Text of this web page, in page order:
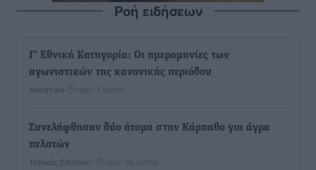
Ροή ειδήσεων
Γ’ Εθνική Κατηγορία: Οι ημερομηνίες των
αγωνιστικών της κανονικής περιόδου
Αθλητικά πριν 3 λεπτά
Συνελήφθησαν δύο άτομα στην Κάρπαθο για άγρα
πελατών
Τοπικές Ειδήσεις πριν 28 λεπτά